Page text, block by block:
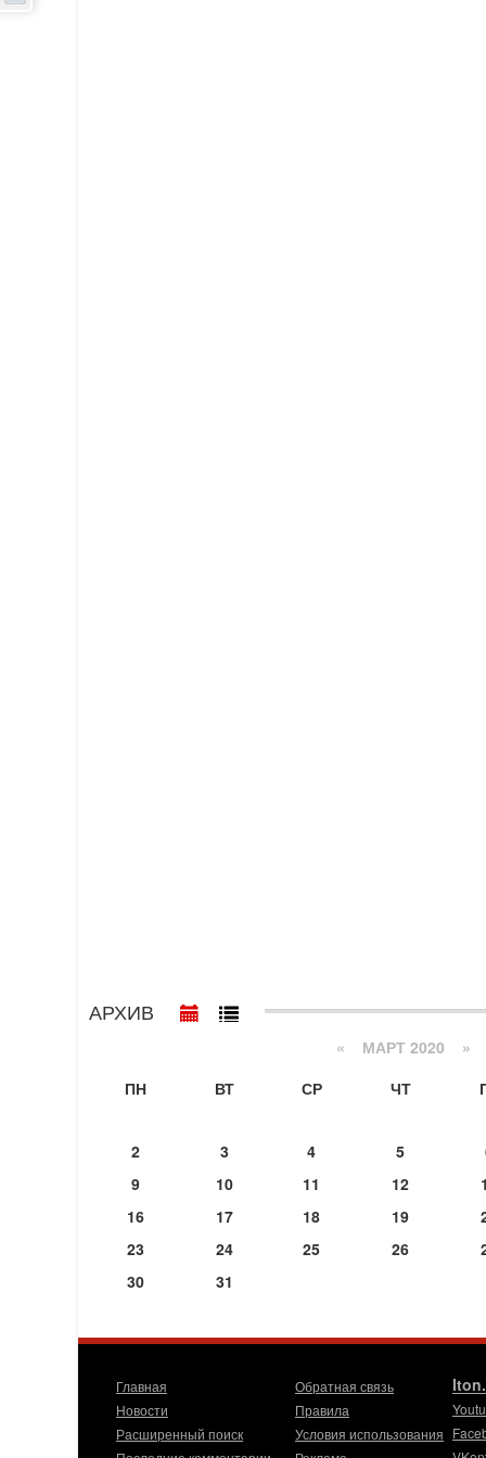
АРХИВ
« МАРТ 2020 »
ПН
ВТ СР ЧТ
2
3 4 5
9
10 11 12
16
17 18 19
23
24 25 26
30
31
Главная
Новости
Расширенный поиск
Обратная связь
Правила
Условия использования